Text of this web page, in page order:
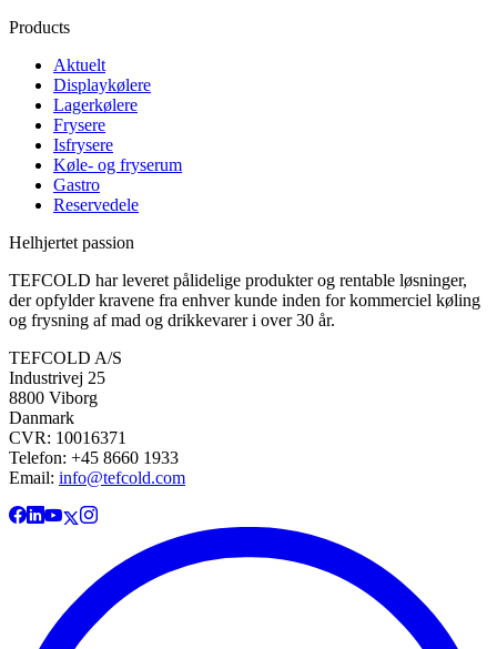
Products
Aktuelt
Displaykølere
Lagerkølere
Frysere
Isfrysere
Køle- og fryserum
Gastro
Reservedele
Helhjertet passion
TEFCOLD har leveret pålidelige produkter og rentable løsninger,
der opfylder kravene fra enhver kunde inden for kommerciel køling
og frysning af mad og drikkevarer i over 30 år.
TEFCOLD A/S
Industrivej 25
8800 Viborg
Danmark
CVR: 10016371
Telefon: +45 8660 1933
Email: info@tefcold.com